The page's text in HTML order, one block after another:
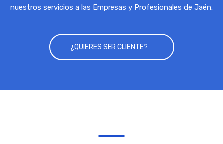
nuestros servicios a las Empresas y Profesionales de Jaén.
¿QUIERES SER CLIENTE?